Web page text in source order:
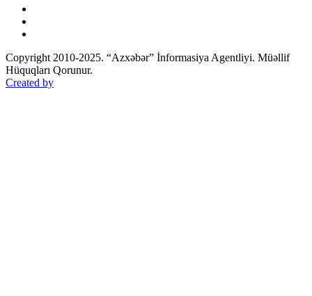
Copyright 2010-2025. “Azxəbər” İnformasiya Agentliyi. Müəllif
Hüquqları Qorunur.
Created by